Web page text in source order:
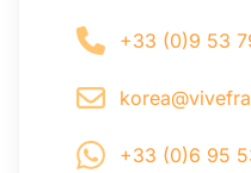
+33 (0)9 53
+33 (0)6 95